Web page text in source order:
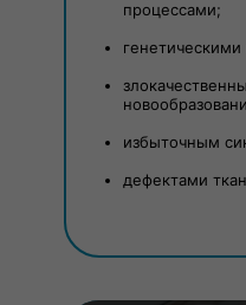
процессами;
избыточным
дефектами